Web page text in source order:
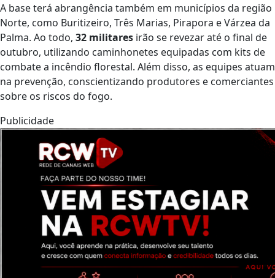
A base terá abrangência também em municípios da região
Norte, como Buritizeiro, Três Marias, Pirapora e Várzea da
Palma. Ao todo, 32 militares irão se revezar até o final de
outubro, utilizando caminhonetes equipadas com kits de
combate a incêndio florestal. Além disso, as equipes atuam
na prevenção, conscientizando produtores e comerciantes
sobre os riscos do fogo.
Publicidade